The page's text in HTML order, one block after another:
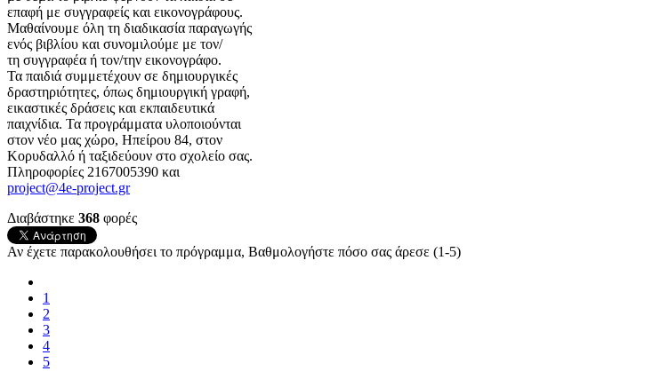
επαφή με συγγραφείς και εικονογράφους.
Μαθαίνουμε όλη τη διαδικασία παραγωγής
ενός βιβλίου και συνομιλούμε με τον/
τη συγγραφέα ή τον/την εικονογράφο.
Τα παιδιά συμμετέχουν σε δημιουργικές
δραστηριότητες, όπως δημιουργική γραφή,
εικαστικές δράσεις και εκπαιδευτικά
παιχνίδια. Τα προγράμματα υλοποιούνται
στον νέο μας χώρο, Ηπείρου 84, στον
Κορυδαλλό ή ταξιδεύουν στο σχολείο σας.
Πληροφορίες 2167005390 και
project@4e-project.gr
Διαβάστηκε 368 φορές
Αν έχετε παρακολουθήσει το πρόγραμμα, Βαθμολογήστε πόσο σας άρεσε (1-5)
1
2
3
4
5